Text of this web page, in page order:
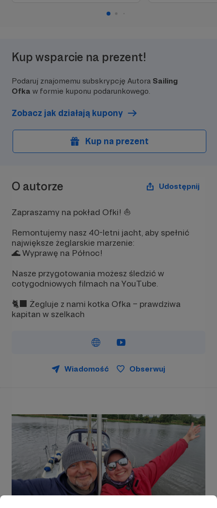
Kup wsparcie na prezent!
Podaruj znajomemu subskrypcję Autora Sailing
Ofka w formie kuponu podarunkowego.
Zobacz jak działają kupony
Kup na prezent
O autorze Udostępnij
Zapraszamy na pokład Ofki! ⛵️
Remontujemy nasz 40-letni jacht, aby spełnić
największe żeglarskie marzenie:
🌊 Wyprawę na Północ!
Nasze przygotowania możesz śledzić w
cotygodniowych filmach na YouTube.
🐈‍⬛ Żegluje z nami kotka Ofka – prawdziwa
kapitan w szelkach
Wiadomość Obserwuj